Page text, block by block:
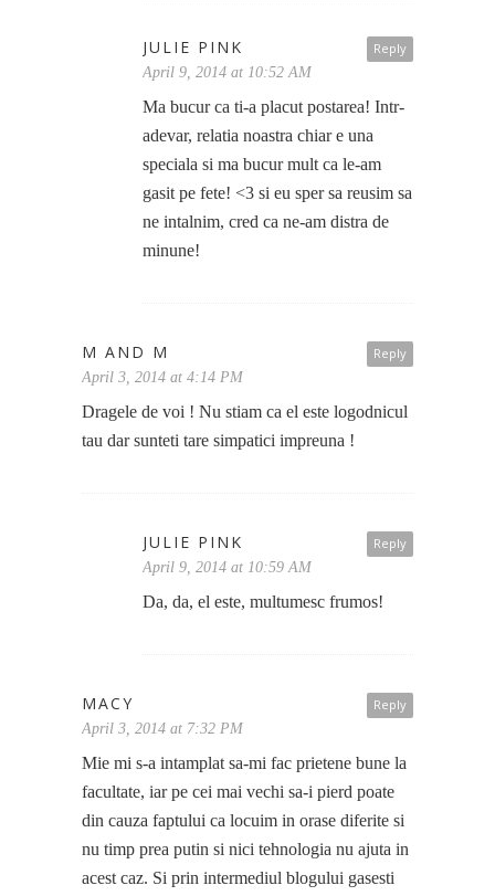
Reply
JULIE PINK
April 9, 2014 at 10:52 AM
Ma bucur ca ti-a placut postarea! Intr-
adevar, relatia noastra chiar e una
speciala si ma bucur mult ca le-am
gasit pe fete! <3 si eu sper sa reusim sa
ne intalnim, cred ca ne-am distra de
minune!
Reply
M AND M
April 3, 2014 at 4:14 PM
Dragele de voi ! Nu stiam ca el este logodnicul
tau dar sunteti tare simpatici impreuna !
Reply
JULIE PINK
April 9, 2014 at 10:59 AM
Da, da, el este, multumesc frumos!
Reply
MACY
April 3, 2014 at 7:32 PM
Mie mi s-a intamplat sa-mi fac prietene bune la
facultate, iar pe cei mai vechi sa-i pierd poate
din cauza faptului ca locuim in orase diferite si
nu timp prea putin si nici tehnologia nu ajuta in
acest caz. Si prin intermediul blogului gasesti